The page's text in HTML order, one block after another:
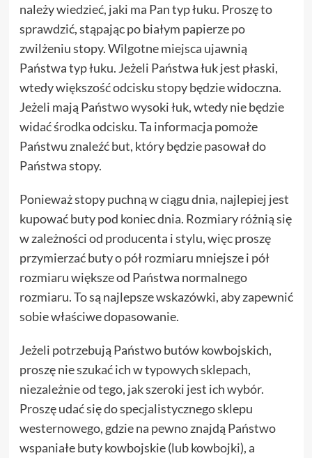
należy wiedzieć, jaki ma Pan typ łuku. Proszę to
sprawdzić, stąpając po białym papierze po
zwilżeniu stopy. Wilgotne miejsca ujawnią
Państwa typ łuku. Jeżeli Państwa łuk jest płaski,
wtedy większość odcisku stopy będzie widoczna.
Jeżeli mają Państwo wysoki łuk, wtedy nie będzie
widać środka odcisku. Ta informacja pomoże
Państwu znaleźć but, który będzie pasował do
Państwa stopy.
Ponieważ stopy puchną w ciągu dnia, najlepiej jest
kupować buty pod koniec dnia. Rozmiary różnią się
w zależności od producenta i stylu, więc proszę
przymierzać buty o pół rozmiaru mniejsze i pół
rozmiaru większe od Państwa normalnego
rozmiaru. To są najlepsze wskazówki, aby zapewnić
sobie właściwe dopasowanie.
Jeżeli potrzebują Państwo butów kowbojskich,
proszę nie szukać ich w typowych sklepach,
niezależnie od tego, jak szeroki jest ich wybór.
Proszę udać się do specjalistycznego sklepu
westernowego, gdzie na pewno znajdą Państwo
wspaniałe buty kowbojskie (lub kowbojki), a